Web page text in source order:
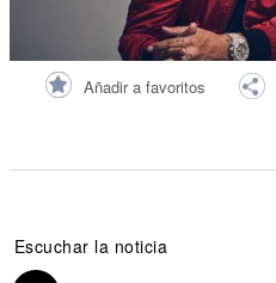
Añadir a favoritos
Escuchar la noticia